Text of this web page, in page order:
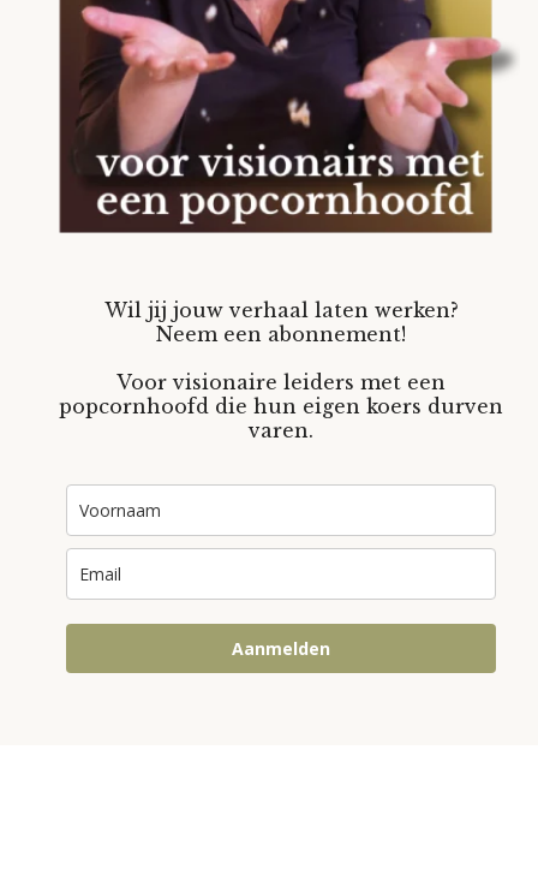
Wil jij jouw verhaal laten werken?
Neem een abonnement!
Voor visionaire leiders met een
popcornhoofd die hun eigen koers durven
varen.
Aanmelden